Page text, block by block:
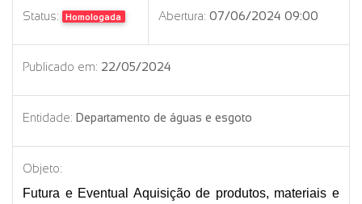
Status: Homologada Abertura: 07/06/2024 09:00
Publicado em: 22/05/2024
Entidade: Departamento de águas e esgoto
Objeto:
Futura e Eventual Aquisição de produtos, materiais e